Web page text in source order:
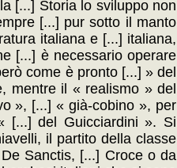
[...] Storia lo sviluppo non
[...] pur sotto il manto
italiana e [...] italiana,
[...] è necessario operare
come è pronto [...] » del
mentre il « realismo » del
», [...] « già-cobino », per
[...] del Guicciardini ». Si
il partito della classe
Sanctis, [...] Croce o da